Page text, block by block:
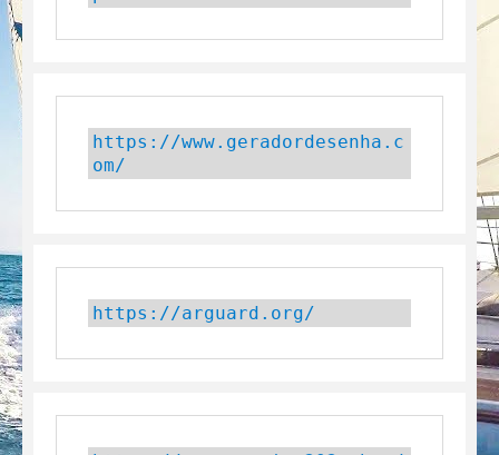
https://www.geradordesenha.c
om/
https://arguard.org/